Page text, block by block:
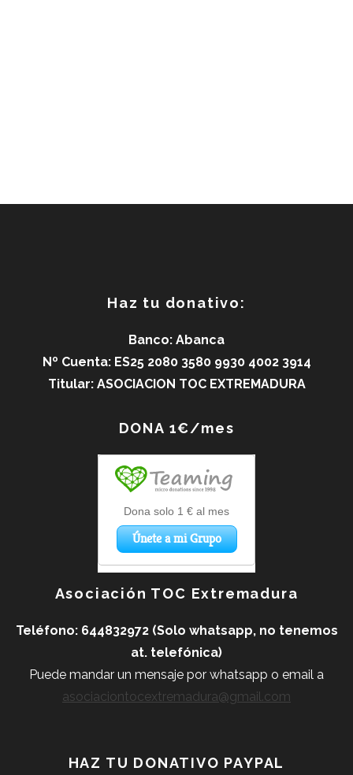
Haz tu donativo:
Banco: Abanca
Nº Cuenta: ES25 2080 3580 9930 4002 3914
Titular: ASOCIACION TOC EXTREMADURA
DONA 1€/mes
Asociación TOC Extremadura
Teléfono: 644832972 (Solo whatsapp, no tenemos
at. telefónica)
Puede mandar un mensaje por whatsapp o email a
asociaciontocextremadura@gmail.com
HAZ TU DONATIVO PAYPAL